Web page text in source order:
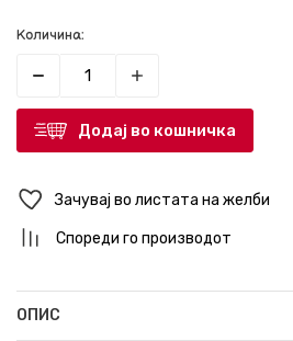
Количина:
Додај во кошничка
Зачувај во листата на желби
Спореди го производот
ОПИС